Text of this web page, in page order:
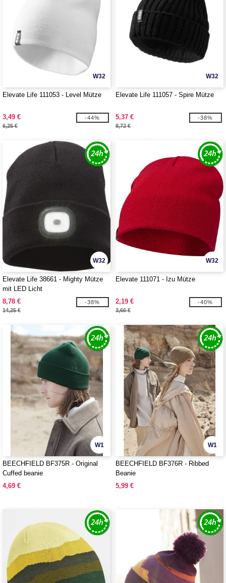
W32
Elevate Life 111053 - Level Mütze
3,49 €
6,25 €
-44%
W32
Elevate Life 111057 - Spire Mütze
5,37 €
8,72 €
-38%
W32
Elevate Life 38661 - Mighty Mütze
mit LED Licht
8,78 €
14,25 €
-38%
W32
Elevate 111071 - Izu Mütze
2,19 €
3,66 €
-40%
W1
BEECHFIELD BF375R - Original
Cuffed beanie
4,69 €
W1
BEECHFIELD BF376R - Ribbed
Beanie
5,99 €